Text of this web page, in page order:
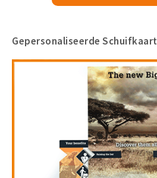
Gepersonaliseerde Schuifkaart